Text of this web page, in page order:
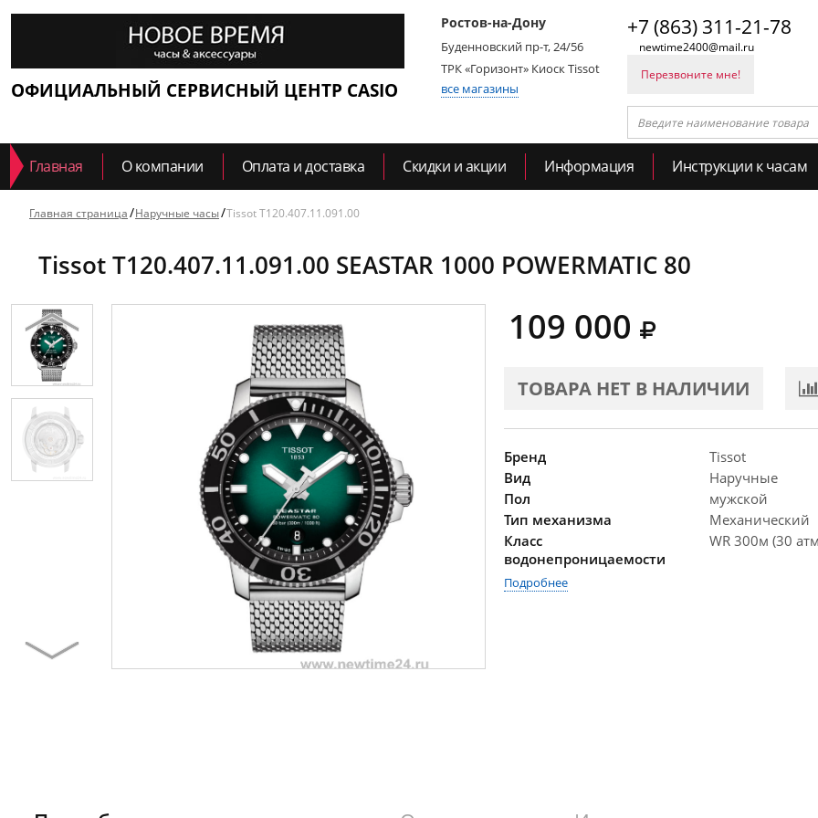
ОФИЦИАЛЬНЫЙ СЕРВИСНЫЙ ЦЕНТР CASIO
Ростов-на-Дону
Буденновский пр-т, 24/56
ТРК «Горизонт» Киоск Tissot
все магазины
+7 (863) 311-21-78
newtime2400@mail.ru
Перезвоните мне!
Главная О компании Оплата и доставка Скидки и акции Информация Инструкции к часам
Главная страница Наручные часы Tissot T120.407.11.091.00
Tissot T120.407.11.091.00 SEASTAR 1000 POWERMATIC 80
109 000
ТОВАРА НЕТ В НАЛИЧИИ
Бренд
Tissot
Вид
Наручные
Пол
мужской
Тип механизма
Механический
Класс
водонепроницаемости
WR 300м (30
Подробнее